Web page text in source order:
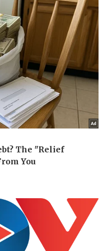
Quân sự - Quốc phòng
Vũ khí
Việt Nam
Phân tích